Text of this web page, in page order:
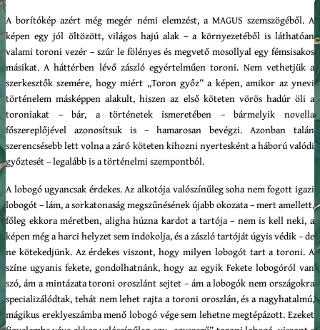
A borítókép azért még megér némi elemzést, a MAGUS szemszögéből. A
képen egy jól öltözött, világos hajú alak – a környezetéből is láthatóan
valami toroni vezér – szúr le fölényes és megvető mosollyal egy fémsisakos
másikat. A háttérben lévő zászló egyértelműen toroni. Nem vethetjük a
szerkesztők szemére, hogy miért „Toron győz” a képen, amikor az ynevi
történelem másképpen alakult, hiszen az első köteten vörös hadúr öli a
toroniakat – bár, a történetek ismeretében – bármelyik novella
főszereplőjével azonosítsuk is – hamarosan bevégzi. Azonban talán
szerencsésebb lett volna a záró köteten kihozni nyertesként a háború valódi
győztesét – legalább is a történelmi szempontból.
A lobogó ugyancsak érdekes. Az alkotója valószínűleg soha nem fogott igazi
lobogót – lám, a sorkatonaság megszűnésének újabb okozata – mert amellett,
főleg ekkora méretben, aligha húzna kardot a tartója – nem is kell neki, a
képen még a harci helyzet sem indokolja, és a zászló tartóját úgyis védik – de
ne kötekedjünk. Az érdekes viszont, hogy milyen lobogót tart a toroni. A
színe ugyanis fekete, gondolhatnánk, hogy az egyik Fekete lobogóról van
szó, ám a mintázata toroni oroszlánt sejtet – ám a lobogók nem országokra
specializálódtak, tehát nem lehet rajta a toroni oroszlán, és a nagyhatalmú,
mágikus ereklyeszámba menő lobogó vége sem lehetne megtépázott. Ezeket